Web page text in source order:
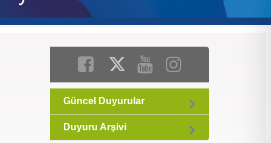
Güncel Duyurular
Duyuru Arşivi